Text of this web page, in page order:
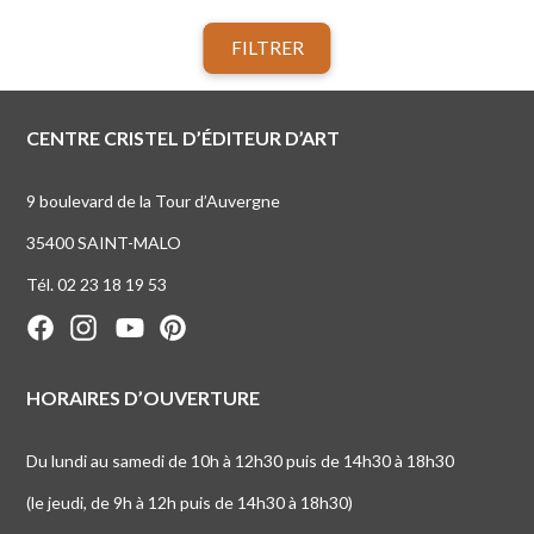
FILTRER
CENTRE CRISTEL D’ÉDITEUR D’ART
9 boulevard de la Tour d’Auvergne
35400 SAINT-MALO
Tél. 02 23 18 19 53
HORAIRES D’OUVERTURE
Du lundi au samedi de 10h à 12h30 puis de 14h30 à 18h30
(le jeudi, de 9h à 12h puis de 14h30 à 18h30)